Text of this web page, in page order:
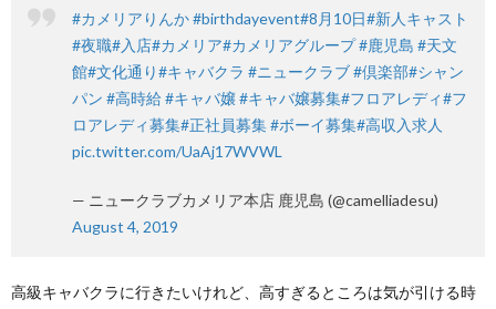
#カメリアりんか#birthdayevent#8月10日#新人キャスト
#夜職#入店#カメリア#カメリアグループ#鹿児島 #天文
館#文化通り#キャバクラ #ニュークラブ#倶楽部#シャン
パン #高時給 #キャバ嬢#キャバ嬢募集#フロアレディ#フ
ロアレディ募集#正社員募集#ボーイ募集#高収入求人
pic.twitter.com/UaAj17WVWL
— ニュークラブカメリア本店 鹿児島 (@camelliadesu)
August 4, 2019
高級キャバクラに行きたいけれど、高すぎるところは気が引ける時